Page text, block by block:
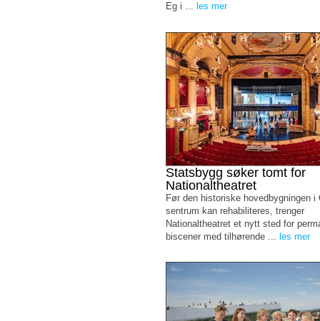
Eg i ... les mer
Statsbygg søker tomt for
Nationaltheatret
Før den historiske hovedbygningen i
sentrum kan rehabiliteres, trenger
Nationaltheatret et nytt sted for
biscener med tilhørende ... les mer